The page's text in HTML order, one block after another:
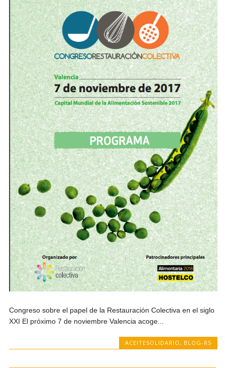
Congreso sobre el papel de la Restauración Colectiva en el siglo
XXI El próximo 7 de noviembre Valencia acoge...
ACEITESOLIDARIO, BLOG-RS